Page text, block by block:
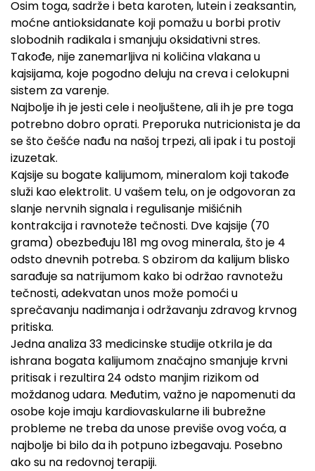
Osim toga, sadrže i beta karoten, lutein i zeaksantin,
moćne antioksidanate koji pomažu u borbi protiv
slobodnih radikala i smanjuju oksidativni stres.
Takođe, nije zanemarljiva ni količina vlakana u
kajsijama, koje pogodno deluju na creva i celokupni
sistem za varenje.
Najbolje ih je jesti cele i neoljuštene, ali ih je pre toga
potrebno dobro oprati. Preporuka nutricionista je da
se što češće nađu na našoj trpezi, ali ipak i tu postoji
izuzetak.
Kajsije su bogate kalijumom, mineralom koji takođe
služi kao elektrolit. U vašem telu, on je odgovoran za
slanje nervnih signala i regulisanje mišićnih
kontrakcija i ravnoteže tečnosti. Dve kajsije (70
grama) obezbeđuju 181 mg ovog minerala, što je 4
odsto dnevnih potreba. S obzirom da kalijum blisko
sarađuje sa natrijumom kako bi održao ravnotežu
tečnosti, adekvatan unos može pomoći u
sprečavanju nadimanja i održavanju zdravog krvnog
pritiska.
Jedna analiza 33 medicinske studije otkrila je da
ishrana bogata kalijumom značajno smanjuje krvni
pritisak i rezultira 24 odsto manjim rizikom od
moždanog udara. Međutim, važno je napomenuti da
osobe koje imaju kardiovaskularne ili bubrežne
probleme ne treba da unose previše ovog voća, a
najbolje bi bilo da ih potpuno izbegavaju. Posebno
ako su na redovnoj terapiji.